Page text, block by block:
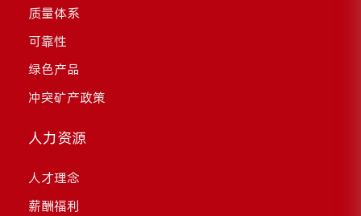
质量体系
可靠性
绿色产品
冲突矿产政策
人力资源
人才理念
薪酬福利